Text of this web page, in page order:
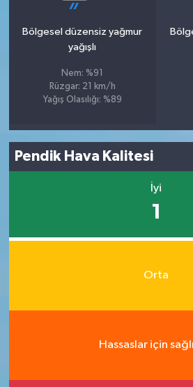
Bölgesel düzensiz yağmur
yağışlı
Nem: %91
Rüzgar: 21 km/h
Yağış Olasılığı: %89
Pendik Hava Kalitesi
İyi
1
Orta
Hassaslar için